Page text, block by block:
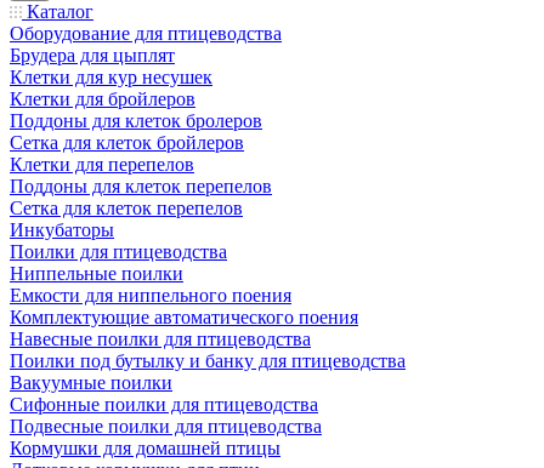
Каталог
Оборудование для птицеводства
Брудера для цыплят
Клетки для кур несушек
Клетки для бройлеров
Поддоны для клеток бролеров
Сетка для клеток бройлеров
Клетки для перепелов
Поддоны для клеток перепелов
Сетка для клеток перепелов
Инкубаторы
Поилки для птицеводства
Ниппельные поилки
Емкости для ниппельного поения
Комплектующие автоматического поения
Навесные поилки для птицеводства
Поилки под бутылку и банку для птицеводства
Вакуумные поилки
Сифонные поилки для птицеводства
Подвесные поилки для птицеводства
Кормушки для домашней птицы